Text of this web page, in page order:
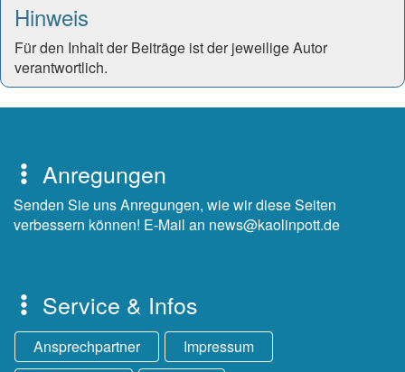
Hinweis
Für den Inhalt der Beiträge ist der jeweilige Autor
verantwortlich.
Anregungen
Senden Sie uns Anregungen, wie wir diese Seiten
verbessern können! E-Mail an news@kaolinpott.de
Service & Infos
Ansprechpartner
Impressum